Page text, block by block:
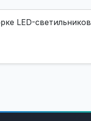
LED-светильников